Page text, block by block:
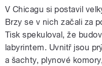
V Chicagu si postavil
Brzy se v nich začali za
Tisk spekuloval, že
labyrintem. Uvnitř jsou
a šachty, plynové